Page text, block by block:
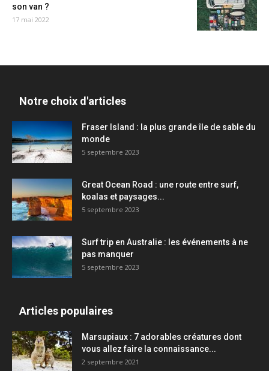
son van ?
17 mai 2022
Notre choix d'articles
Fraser Island : la plus grande île de sable du
monde
5 septembre 2023
Great Ocean Road : une route entre surf,
koalas et paysages...
5 septembre 2023
Surf trip en Australie : les événements à ne
pas manquer
5 septembre 2023
Articles populaires
Marsupiaux : 7 adorables créatures dont
vous allez faire la connaissance...
2 septembre 2021